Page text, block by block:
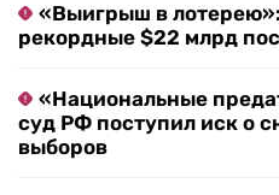
«Выигрыш в
рекордные $22 млрд
«Национальные
суд РФ поступил иск о
выборов